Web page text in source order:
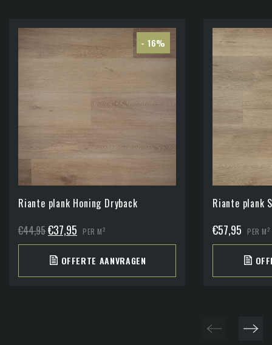
- 16%
Riante plank Honing Dryback
€44,95Oorspronkelijke
prijs
was:
€44,95.
€37,95 Huidige
prijs
is:
€37,95.
PER M2
OFFERTE AANVRAGEN
Riante plank
€57,95 PER M2